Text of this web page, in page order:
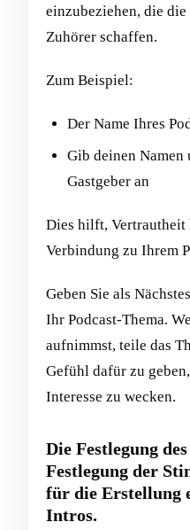
einzubeziehen, die
Zuhörer schaffen.
Zum Beispiel:
Der Name Ihres
Gib deinen Namen
Gastgeber an
Dies hilft, Vertrautheit
Verbindung zu Ihrem
Geben Sie als
Ihr Podcast-Thema.
aufnimmst, teile das
Gefühl dafür zu
Interesse zu wecken.
Die Festlegung
Festlegung der
für die Erstellung
Intros.